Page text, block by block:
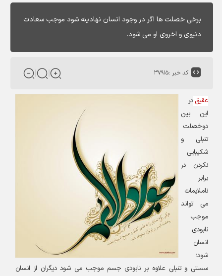
برخی خصلت ها اگر در وجود انسان نهادینه شود موجب سعادت
دنیوی و اخروی او می شود.
کد خبر :۳۷۹۱۵
عقیق:در
این بین
دوخصلت
تنبلی و
شکیبایی
نکردن در
برابر
ناملایمات
می تواند
موجب
نابودی
انسان
شود؛
سستی و تنبلی علاوه بر نابودی جسم موجب می شود دیگران از انسان